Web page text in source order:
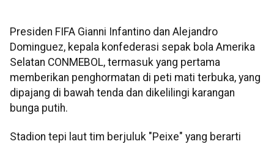
Presiden FIFA Gianni Infantino dan Alejandro
Dominguez, kepala konfederasi sepak bola Amerika
Selatan CONMEBOL, termasuk yang pertama
memberikan penghormatan di peti mati terbuka, yang
dipajang di bawah tenda dan dikelilingi karangan
bunga putih.
Stadion tepi laut tim berjuluk "Peixe" yang berarti